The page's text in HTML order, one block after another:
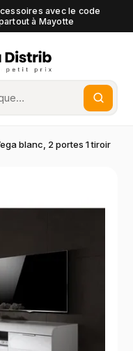
avec le code
partout à Mayotte
blanc, 2 portes 1 tiroir